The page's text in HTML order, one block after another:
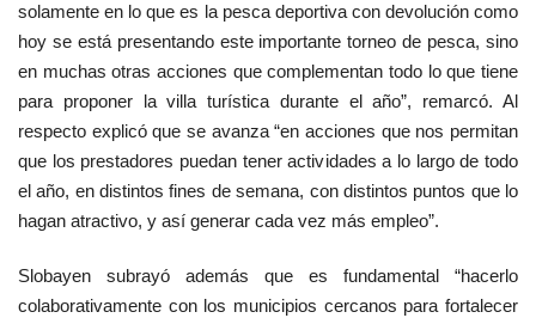
solamente en lo que es la pesca deportiva con devolución como
hoy se está presentando este importante torneo de pesca, sino
en muchas otras acciones que complementan todo lo que tiene
para proponer la villa turística durante el año”, remarcó. Al
respecto explicó que se avanza “en acciones que nos permitan
que los prestadores puedan tener actividades a lo largo de todo
el año, en distintos fines de semana, con distintos puntos que lo
hagan atractivo, y así generar cada vez más empleo”.
Slobayen subrayó además que es fundamental “hacerlo
colaborativamente con los municipios cercanos para fortalecer